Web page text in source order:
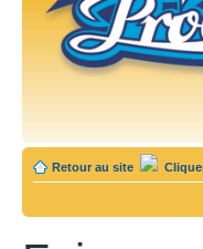
Retour au site